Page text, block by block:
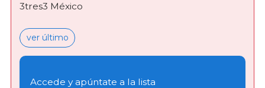
3tres3 México
ver último
Accede y apúntate a la lista